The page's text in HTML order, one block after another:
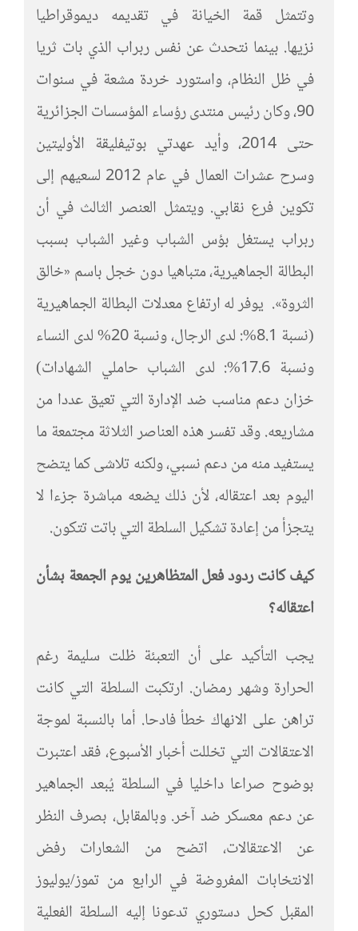
وتتمثل قمة الخيانة في تقديمه ديموقراطيا
نزيها. بينما نتحدث عن نفس ربراب الذي بات ثريا
في ظل النظام، واستورد خردة مشعة في سنوات
90، وكان رئيس منتدى رؤساء المؤسسات الجزائرية
حتى 2014، وأيد عهدتي بوتيفليقة الأوليتين
وسرح عشرات العمال في عام 2012 لسعيهم إلى
تكوين فرع نقابي. ويتمثل العنصر الثالث في أن
ربراب يستغل بؤس الشباب وغير الشباب بسبب
البطالة الجماهيرية، متباهيا دون خجل باسم «خالق
الثروة». يوفر له ارتفاع معدلات البطالة الجماهيرية
(نسبة 8.1%: لدى الرجال، ونسبة 20% لدى النساء
ونسبة 17.6%: لدى الشباب حاملي الشهادات)
خزان دعم مناسب ضد الإدارة التي تعيق عددا من
مشاريعه. وقد تفسر هذه العناصر الثلاثة مجتمعة ما
يستفيد منه من دعم نسبي، ولكنه تلاشى كما يتضح
اليوم بعد اعتقاله، لأن ذلك يضعه مباشرة جزءا لا
يتجزأ من إعادة تشكيل السلطة التي باتت تتكون.
كيف كانت ردود فعل المتظاهرين يوم الجمعة بشأن
اعتقاله؟
يجب التأكيد على أن التعبئة ظلت سليمة رغم
الحرارة وشهر رمضان. ارتكبت السلطة التي كانت
تراهن على الانهاك خطأ فادحا. أما بالنسبة لموجة
الاعتقالات التي تخللت أخبار الأسبوع، فقد اعتبرت
بوضوح صراعا داخليا في السلطة يُبعد الجماهير
عن دعم معسكر ضد آخر. وبالمقابل، بصرف النظر
عن الاعتقالات، اتضح من الشعارات رفض
الانتخابات المفروضة في الرابع من تموز/يوليوز
المقبل كحل دستوري تدعونا إليه السلطة الفعلية